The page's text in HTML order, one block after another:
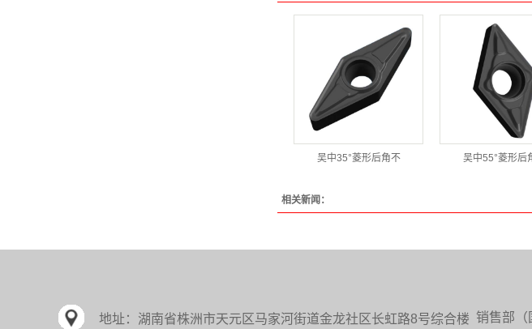
吴中35°菱形后角不 吴中55°菱形后
相关新闻：
地址： 湖南省株洲市天元区马家河街道金龙社区长虹路8号综合楼 销售部